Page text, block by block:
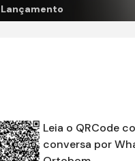
Lançamento
Leia o QRCode
conversa por